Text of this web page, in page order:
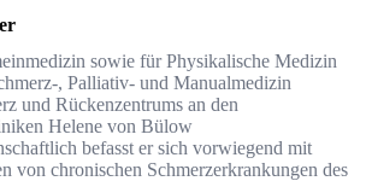
sowie für Physikalische Medizin
, Palliativ- und Manualmedizin
und Rückenzentrums an den
Helene von Bülow
befasst er sich vorwiegend mit
von chronischen Schmerzerkrankungen des